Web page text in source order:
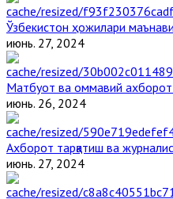
Ўзбекистон ҳожилари
июнь. 27, 2024
Матбуот ва оммавий
июнь. 26, 2024
Ахборот тарқатиш ва
июнь. 27, 2024